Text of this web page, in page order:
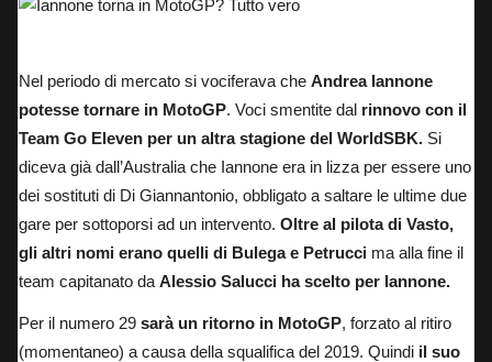
Nel periodo di mercato si vociferava che Andrea Iannone
potesse tornare in MotoGP. Voci smentite dal rinnovo con il
Team Go Eleven per un altra stagione del WorldSBK. Si
diceva già dall’Australia che Iannone era in lizza per essere uno
dei sostituti di Di Giannantonio, obbligato a saltare le ultime due
gare per sottoporsi ad un intervento. Oltre al pilota di Vasto,
gli altri nomi erano quelli di Bulega e Petrucci ma alla fine il
team capitanato da Alessio Salucci ha scelto per Iannone.
Per il numero 29 sarà un ritorno in MotoGP, forzato al ritiro
(momentaneo) a causa della squalifica del 2019. Quindi il suo